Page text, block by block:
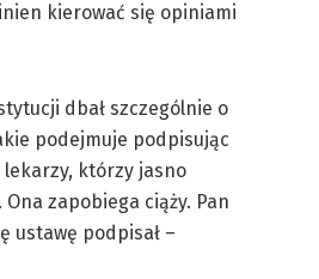
kierować się opiniami
dbał szczególnie o
podejmuje podpisując
lekarzy, którzy jasno
zapobiega ciąży. Pan
ustawę podpisał –